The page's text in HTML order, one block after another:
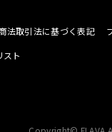
法取引法に基づく表記
スト